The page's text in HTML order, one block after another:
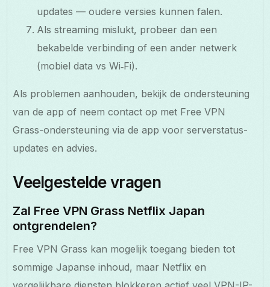
updates — oudere versies kunnen falen.
Als streaming mislukt, probeer dan een
bekabelde verbinding of een ander netwerk
(mobiel data vs Wi‑Fi).
Als problemen aanhouden, bekijk de ondersteuning
van de app of neem contact op met Free VPN
Grass-ondersteuning via de app voor serverstatus-
updates en advies.
Veelgestelde vragen
Zal Free VPN Grass Netflix Japan
ontgrendelen?
Free VPN Grass kan mogelijk toegang bieden tot
sommige Japanse inhoud, maar Netflix en